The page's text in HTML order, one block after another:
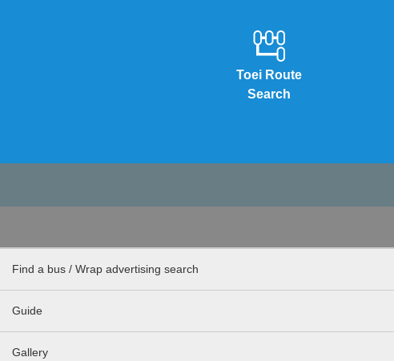
Toei Route
Search
Find a bus / Wrap advertising search
Guide
Gallery